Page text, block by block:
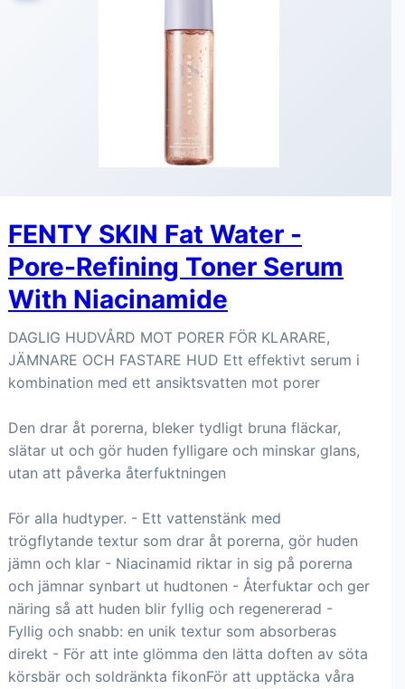
FENTY SKIN Fat Water -
Pore-Refining Toner Serum
With Niacinamide
DAGLIG HUDVÅRD MOT PORER FÖR KLARARE,
JÄMNARE OCH FASTARE HUD Ett effektivt serum i
kombination med ett ansiktsvatten mot porer
Den drar åt porerna, bleker tydligt bruna fläckar,
slätar ut och gör huden fylligare och minskar glans,
utan att påverka återfuktningen
För alla hudtyper. - Ett vattenstänk med
trögflytande textur som drar åt porerna, gör huden
jämn och klar - Niacinamid riktar in sig på porerna
och jämnar synbart ut hudtonen - Återfuktar och ger
näring så att huden blir fyllig och regenererad -
Fyllig och snabb: en unik textur som absorberas
direkt - För att inte glömma den lätta doften av söta
körsbär och soldränkta fikonFör att upptäcka våra